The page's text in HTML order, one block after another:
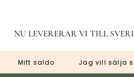
NU LEVERERAR VI TILL
Mitt saldo Jag vill sälja